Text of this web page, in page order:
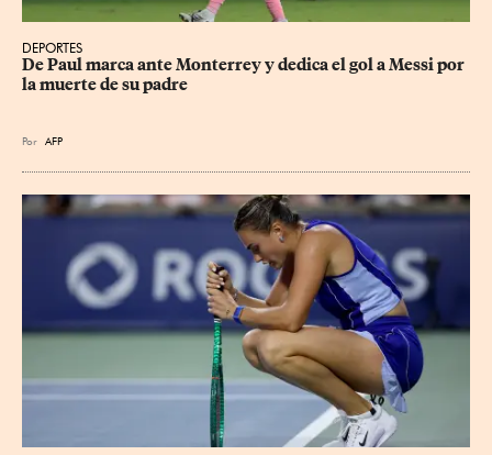
DEPORTES
De Paul marca ante Monterrey y dedica el gol a Messi por
la muerte de su padre
Por AFP